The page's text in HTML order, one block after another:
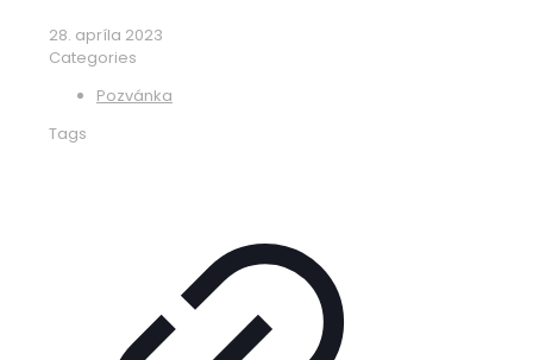
28. apríla 2023
Categories
Pozvánka
Tags